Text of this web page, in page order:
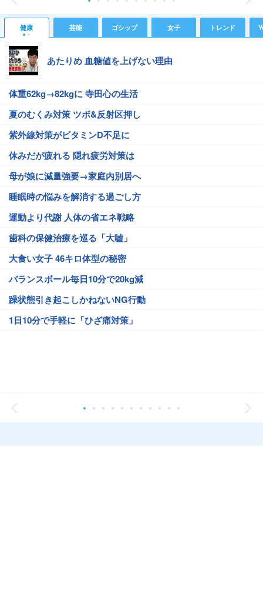
健康 芸能 ゴシップ 女子 トレンド
あたりめ 血糖値を上げない理由
体重62kg→82kgに 寺田心の生活
夏のむくみ対策 ツボ&反射区押し
紫外線対策がビタミンD不足に
休みだが疲れる 隠れ疲労対策は
母が娘に減量強要→家庭内別居へ
睡眠時の悩みを解消する過ごし方
運動より代謝 人体の省エネ戦略
歯科の保健治療を巡る「大嘘」
大食い女子 46キロ体型の秘密
バランスボール毎日10分で20kg減
躁状態引き起こしかねないNG行動
1日10分で手軽に「ひざ痛対策」